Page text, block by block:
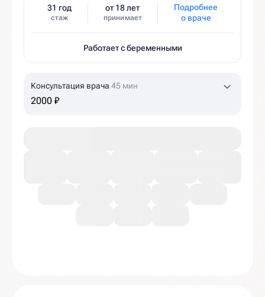
31 год
стаж
от 18 лет
принимает
Подробнее
о враче
Работает с беременными
Консультация врача 45 мин
2000 ₽